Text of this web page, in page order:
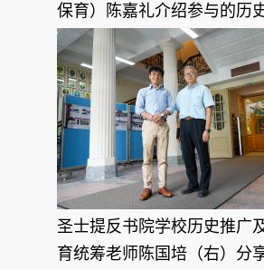
保育）陈嘉礼介绍参与的历
圣士提反书院学校历史推广
育统筹老师陈国培（右）分